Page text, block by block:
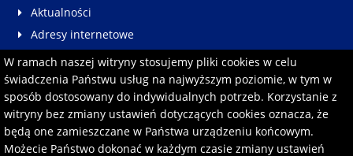
W ramach naszej witryny stosujemy pliki cookies w celu
świadczenia Państwu usług na najwyższym poziomie, w tym w
sposób dostosowany do indywidualnych potrzeb. Korzystanie z
witryny bez zmiany ustawień dotyczących cookies oznacza, że
będą one zamieszczane w Państwa urządzeniu końcowym.
Możecie Państwo dokonać w każdym czasie zmiany ustawień
Aktualności
Adresy internetowe
Galeria
Multimedia
Pomoc
Redakcja serwisu
Formularz kontaktowy